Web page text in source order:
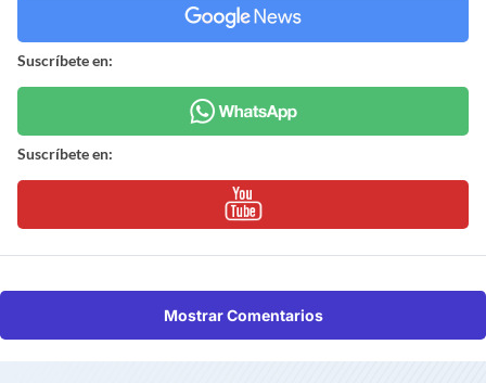
Suscríbete en:
Suscríbete en:
Mostrar Comentarios